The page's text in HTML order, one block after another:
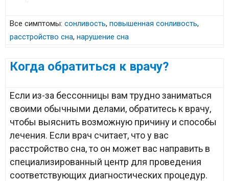
Все симптомы: сонливость, повышенная сонливость,
расстройство сна, нарушение сна
Когда обратиться к врачу?
Если из-за бессонницы вам трудно заниматься
своими обычными делами, обратитесь к врачу,
чтобы выяснить возможную причину и способы
лечения. Если врач считает, что у вас
расстройство сна, то он может вас направить в
специализированный центр для проведения
соответствующих диагностических процедур.